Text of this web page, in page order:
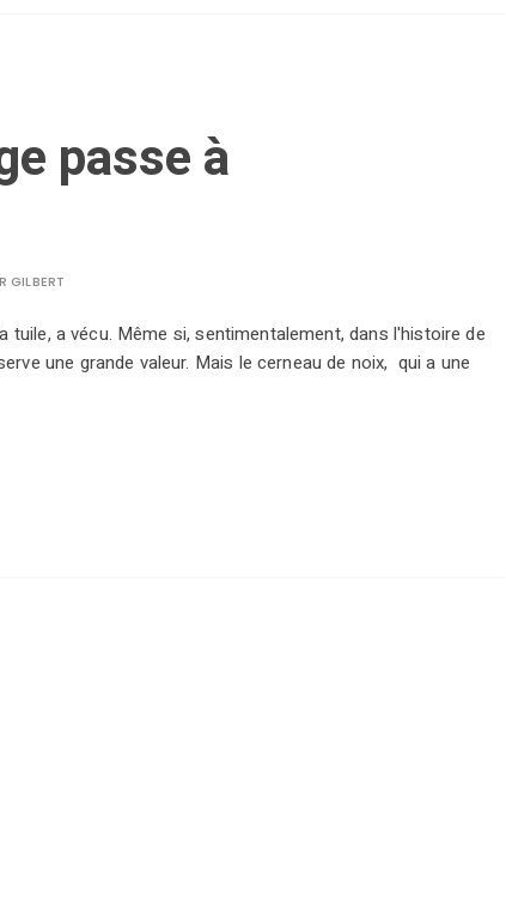
passe à
GILBERT
tuile, a vécu. Même si, sentimentalement, dans l'histoire de
une grande valeur. Mais le cerneau de noix, qui a une